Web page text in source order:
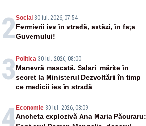
2Social -30 iul. 2026, 07:54
Fermierii ies în stradă, astăzi, în fața
Guvernului!
3 Politica-30 iul. 2026, 08:00
Manevră mascată. Salarii mărite în
secret la Ministerul Dezvoltării în timp
ce medicii ies în stradă
4 Economie-30 iul. 2026, 08:09
Ancheta explozivă Ana Maria Păcuraru: